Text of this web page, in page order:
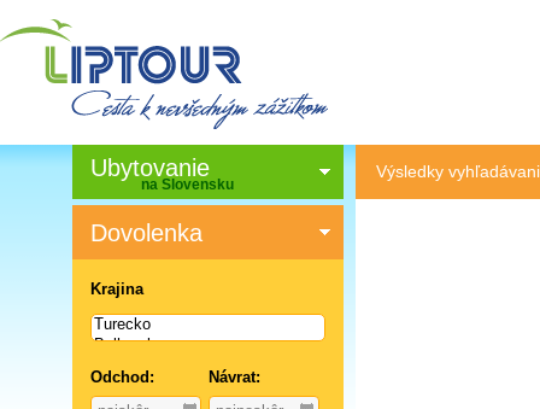
Výsledky
Ubytovanie
na Slovensku
Dovolenka
Krajina
Odchod: Návrat: